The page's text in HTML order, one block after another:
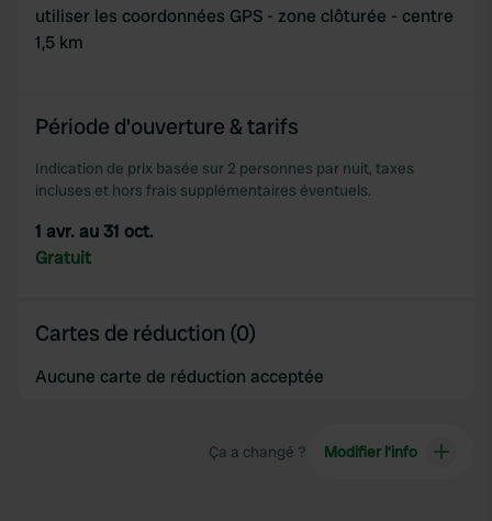
utiliser les coordonnées GPS - zone clôturée - centre
1,5 km
Période d'ouverture & tarifs
Indication de prix basée sur 2 personnes par nuit, taxes
incluses et hors frais supplémentaires éventuels.
1 avr. au 31 oct.
Gratuit
Cartes de réduction (0)
Aucune carte de réduction acceptée
Ça a changé ? Modifier l’info